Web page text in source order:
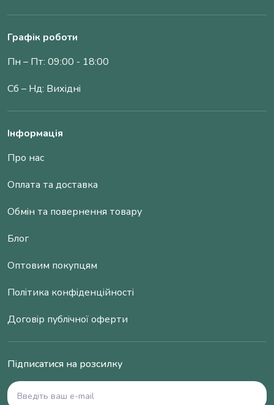
Графік роботи
Пн – Пт: 09:00 - 18:00
Сб – Нд: Вихідні
Інформація
Про нас
Оплата та доставка
Обмін та повернення товару
Блог
Оптовим покупцям
Політика конфіденційності
Договір публічної оферти
Підписатися на розсилку